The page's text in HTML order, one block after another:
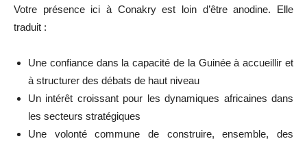
Votre présence ici à Conakry est loin d’être anodine. Elle
traduit :
Une confiance dans la capacité de la Guinée à accueillir et
à structurer des débats de haut niveau
Un intérêt croissant pour les dynamiques africaines dans
les secteurs stratégiques
Une volonté commune de construire, ensemble, des